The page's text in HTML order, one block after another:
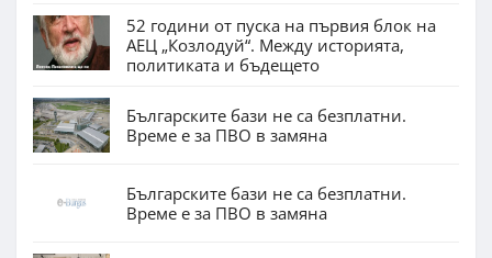
52 години от пуска на първия блок на
АЕЦ „Козлодуй“. Между историята,
политиката и бъдещето
Българските бази не са безплатни.
Време е за ПВО в замяна
Българските бази не са безплатни.
Време е за ПВО в замяна